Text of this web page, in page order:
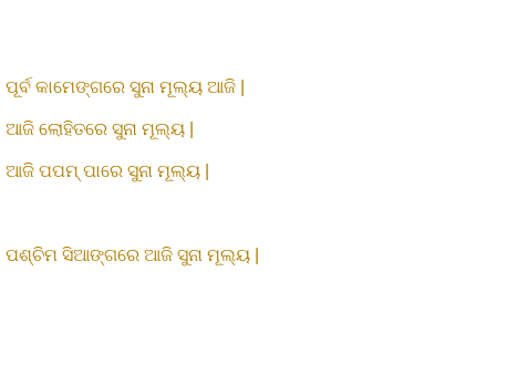
ପୂର୍ବ କାମେଙ୍ଗରେ ସୁନା ମୂଲ୍ୟ ଆଜି |
ଆଜି ଲୋହିତରେ ସୁନା ମୂଲ୍ୟ |
ଆଜି ପପମ୍ ପାରେ ସୁନା ମୂଲ୍ୟ |
ପଶ୍ଚିମ ସିଆଙ୍ଗରେ ଆଜି ସୁନା ମୂଲ୍ୟ |